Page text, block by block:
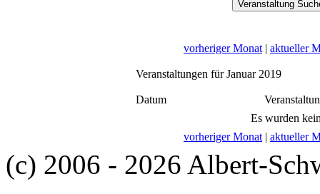
vorheriger Monat | aktueller
Veranstaltungen für Januar 2019
Datum
Es wurden
vorheriger Monat | aktueller
(c) 2006 - 2026 Albert-